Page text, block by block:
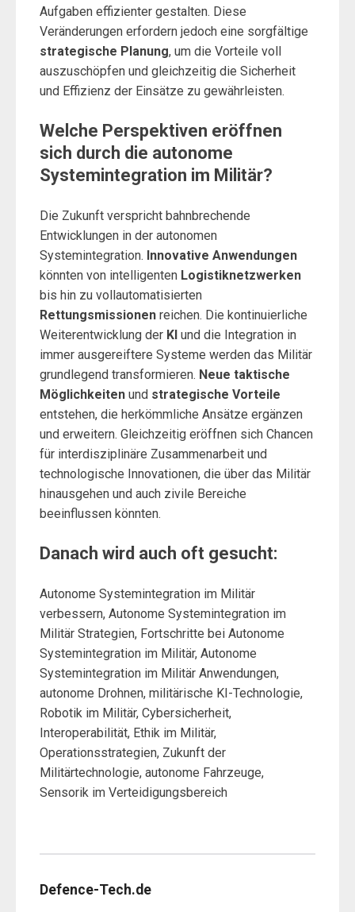
Aufgaben effizienter gestalten. Diese
Veränderungen erfordern jedoch eine sorgfältige
strategische Planung, um die Vorteile voll
auszuschöpfen und gleichzeitig die Sicherheit
und Effizienz der Einsätze zu gewährleisten.
Welche Perspektiven eröffnen
sich durch die autonome
Systemintegration im Militär?
Die Zukunft verspricht bahnbrechende
Entwicklungen in der autonomen
Systemintegration. Innovative Anwendungen
könnten von intelligenten Logistiknetzwerken
bis hin zu vollautomatisierten
Rettungsmissionen reichen. Die kontinuierliche
Weiterentwicklung der KI und die Integration in
immer ausgereiftere Systeme werden das Militär
grundlegend transformieren. Neue taktische
Möglichkeiten und strategische Vorteile
entstehen, die herkömmliche Ansätze ergänzen
und erweitern. Gleichzeitig eröffnen sich Chancen
für interdisziplinäre Zusammenarbeit und
technologische Innovationen, die über das Militär
hinausgehen und auch zivile Bereiche
beeinflussen könnten.
Danach wird auch oft gesucht:
Autonome Systemintegration im Militär
verbessern, Autonome Systemintegration im
Militär Strategien, Fortschritte bei Autonome
Systemintegration im Militär, Autonome
Systemintegration im Militär Anwendungen,
autonome Drohnen, militärische KI-Technologie,
Robotik im Militär, Cybersicherheit,
Interoperabilität, Ethik im Militär,
Operationsstrategien, Zukunft der
Militärtechnologie, autonome Fahrzeuge,
Sensorik im Verteidigungsbereich
Defence-Tech.de